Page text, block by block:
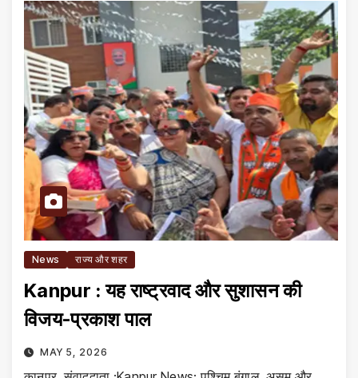
News राज्य और शहर
Kanpur : यह राष्ट्रवाद और सुशासन की
विजय-प्रकाश पाल
MAY 5, 2026